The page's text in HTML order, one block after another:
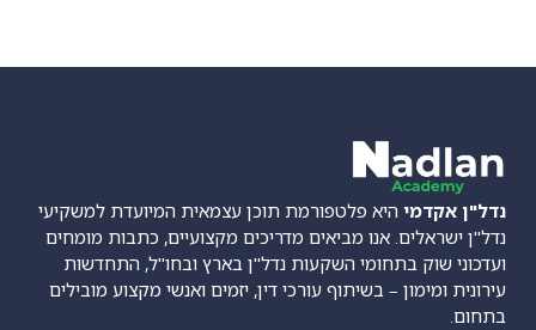
נדל"ן אקדמי היא פלטפורמת תוכן עצמאית המיועדת למשקיעי
נדל"ן ישראלים. אנו מביאים מדריכים מקצועיים, כתבות מומחים
ועדכוני שוק בתחומי השקעות נדל"ן בארץ ובחו"ל, התחדשות
עירונית ומימון – בשיתוף עורכי דין, יזמים ואנשי מקצוע מובילים
בתחום.